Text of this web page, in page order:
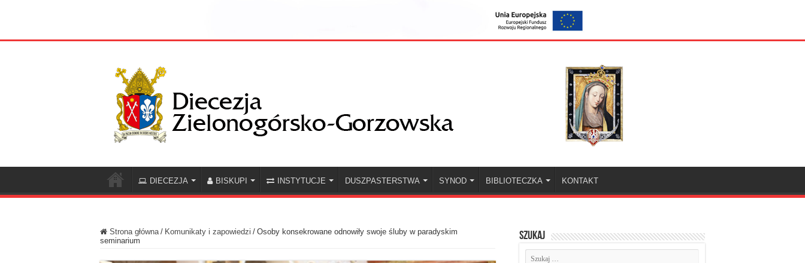
DIECEZJA BISKUPI INSTYTUCJE DUSZPASTERSTWA SYNOD BIBLIOTECZKA KONTAKT
Strona główna / Komunikaty i zapowiedzi / Osoby konsekrowane odnowiły swoje śluby w paradyskim
seminarium
Szukaj